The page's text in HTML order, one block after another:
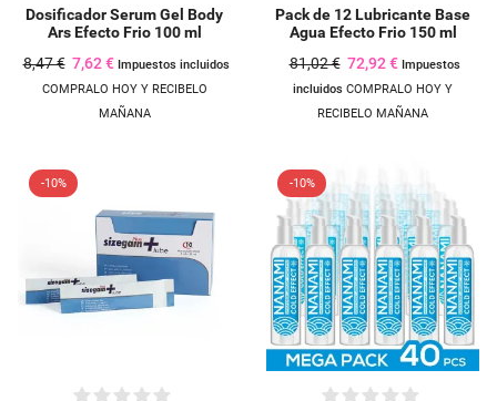
Dosificador Serum Gel Body
Ars Efecto Frio 100 ml
8,47 € 7,62 € Impuestos incluidos
COMPRALO HOY Y RECIBELO
MAÑANA
Pack de 12 Lubricante Base
Agua Efecto Frio 150 ml
81,02 € 72,92 € Impuestos
incluidos COMPRALO HOY Y
RECIBELO MAÑANA
-10% -10%